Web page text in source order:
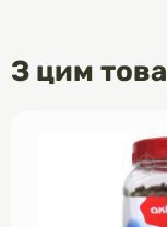
З цим